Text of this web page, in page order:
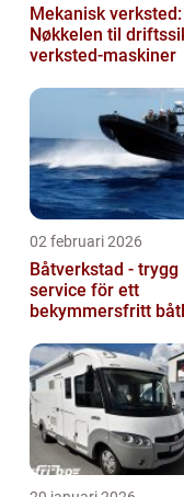
Mekanisk verksted:
Nøkkelen til
verksted-maskiner
02 februari 2026
Båtverkstad - trygg
service för ett
bekymmersfritt